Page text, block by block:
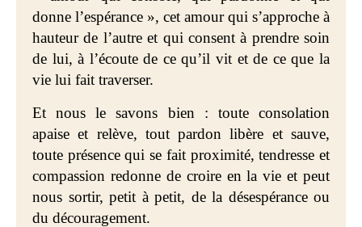
donne l’espérance », cet amour qui s’approche à
hauteur de l’autre et qui consent à prendre soin
de lui, à l’écoute de ce qu’il vit et de ce que la
vie lui fait traverser.
Et nous le savons bien : toute consolation
apaise et relève, tout pardon libère et sauve,
toute présence qui se fait proximité, tendresse et
compassion redonne de croire en la vie et peut
nous sortir, petit à petit, de la désespérance ou
du découragement.